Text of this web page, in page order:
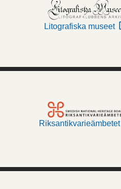
Litografiska museet
Riksantikvarieämbetet